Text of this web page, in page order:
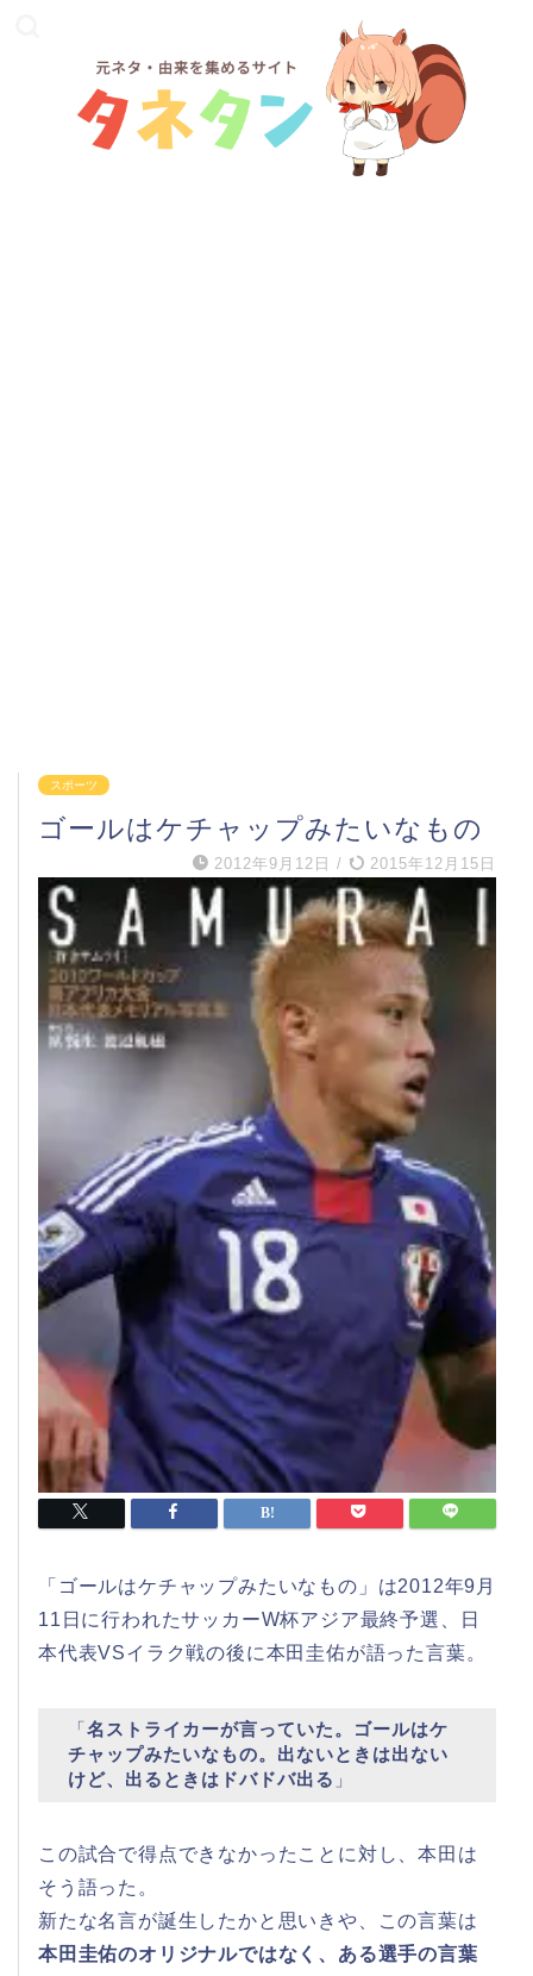
スポーツ
ゴールはケチャップみたいなもの
2012年9月12日 / 2015年12月15日
「ゴールはケチャップみたいなもの」は2012年9月
11日に行われたサッカーW杯アジア最終予選、日
本代表VSイラク戦の後に本田圭佑が語った言葉。
「名ストライカーが言っていた。ゴールはケ
チャップみたいなもの。出ないときは出ない
けど、出るときはドバドバ出る 」
この試合で得点できなかったことに対し、本田は
そう語った。
新たな名言が誕生したかと思いきや、この言葉は
本田圭佑のオリジナルではなく、ある選手の言葉